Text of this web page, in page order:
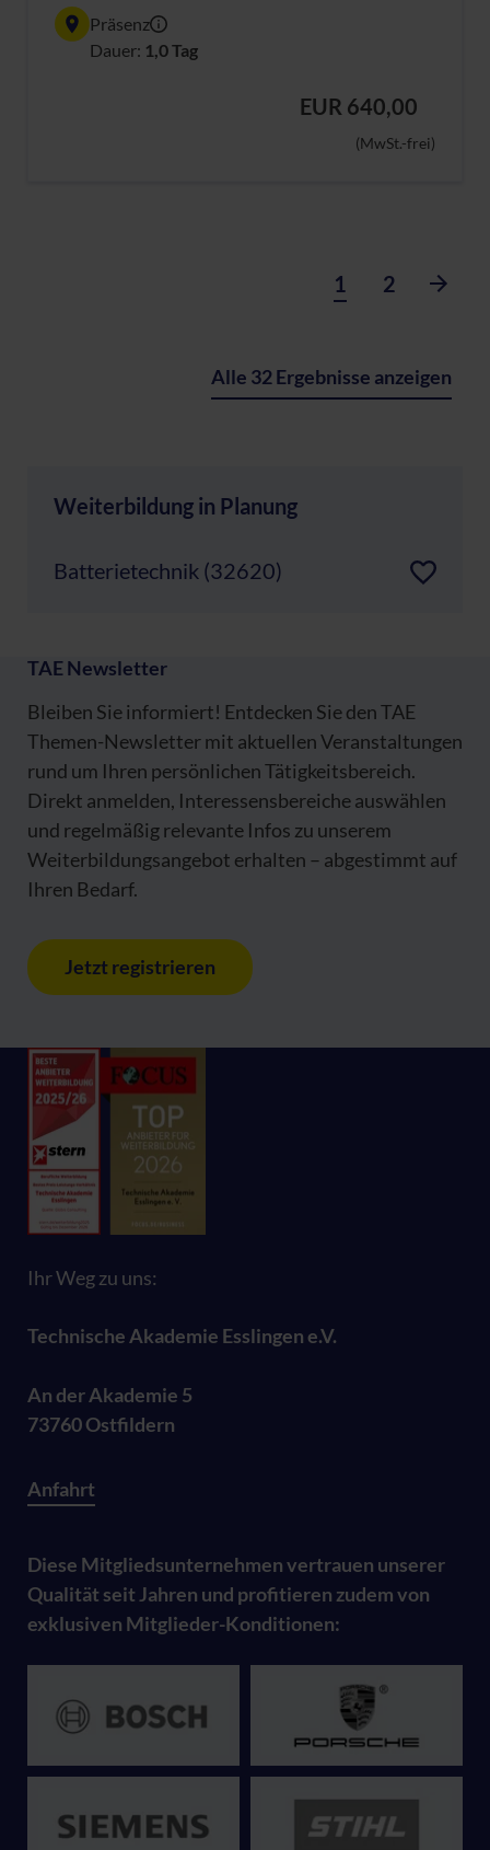
Präsenz
Dauer: 1,0 Tag
EUR 640,00
(MwSt.-frei)
1 2
Alle 32 Ergebnisse anzeigen
Weiterbildung in Planung
Batterietechnik (32620)
TAE Newsletter
Bleiben Sie informiert! Entdecken Sie den TAE
Themen-Newsletter mit aktuellen Veranstaltungen
rund um Ihren persönlichen Tätigkeitsbereich.
Direkt anmelden, Interessensbereiche auswählen
und regelmäßig relevante Infos zu unserem
Weiterbildungsangebot erhalten – abgestimmt auf
Ihren Bedarf.
Jetzt registrieren
Ihr Weg zu uns:
Technische Akademie Esslingen e.V.
An der Akademie 5
73760 Ostfildern
Anfahrt
Diese Mitgliedsunternehmen vertrauen unserer
Qualität seit Jahren und profitieren zudem von
exklusiven Mitglieder-Konditionen: